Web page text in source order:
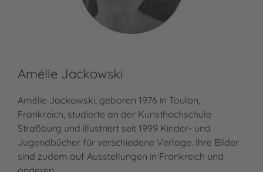
Amélie Jackowski
Amélie Jackowski, geboren 1976 in Toulon,
Frankreich, studierte an der Kunsthochschule
Straßburg und illustriert seit 1999 Kinder- und
Jugendbücher für verschiedene Verlage. Ihre Bilder
sind zudem auf Ausstellungen in Frankreich und